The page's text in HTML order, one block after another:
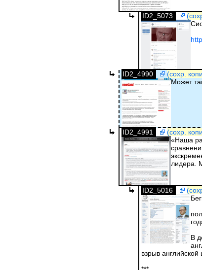
ID2_5073
ID2_4990 (сохр.
Может
ID2_4991 (сохр.
«Наша
лидера.
ID2_5016
В
взрыв